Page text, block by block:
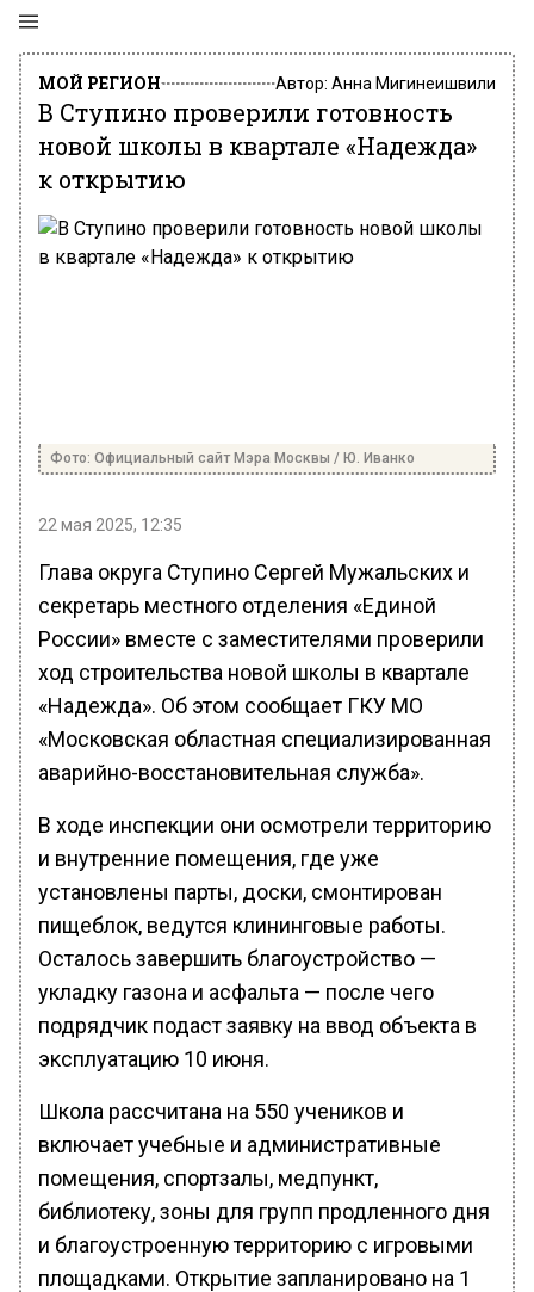
МОЙ РЕГИОН Автор: Анна Мигинеишвили
В Ступино проверили готовность
новой школы в квартале «Надежда»
к открытию
Фото: Официальный сайт Мэра Москвы / Ю. Иванко
22 мая 2025, 12:35
Глава округа Ступино Сергей Мужальских и
секретарь местного отделения «Единой
России» вместе с заместителями проверили
ход строительства новой школы в квартале
«Надежда». Об этом сообщает ГКУ МО
«Московская областная специализированная
аварийно-восстановительная служба».
В ходе инспекции они осмотрели территорию
и внутренние помещения, где уже
установлены парты, доски, смонтирован
пищеблок, ведутся клининговые работы.
Осталось завершить благоустройство —
укладку газона и асфальта — после чего
подрядчик подаст заявку на ввод объекта в
эксплуатацию 10 июня.
Школа рассчитана на 550 учеников и
включает учебные и административные
помещения, спортзалы, медпункт,
библиотеку, зоны для групп продленного дня
и благоустроенную территорию с игровыми
площадками. Открытие запланировано на 1